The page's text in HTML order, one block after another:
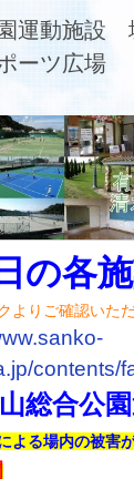
運動施
ーツ広場
の各
よりご確認いた
contents/
山総合公
よる場内の被害